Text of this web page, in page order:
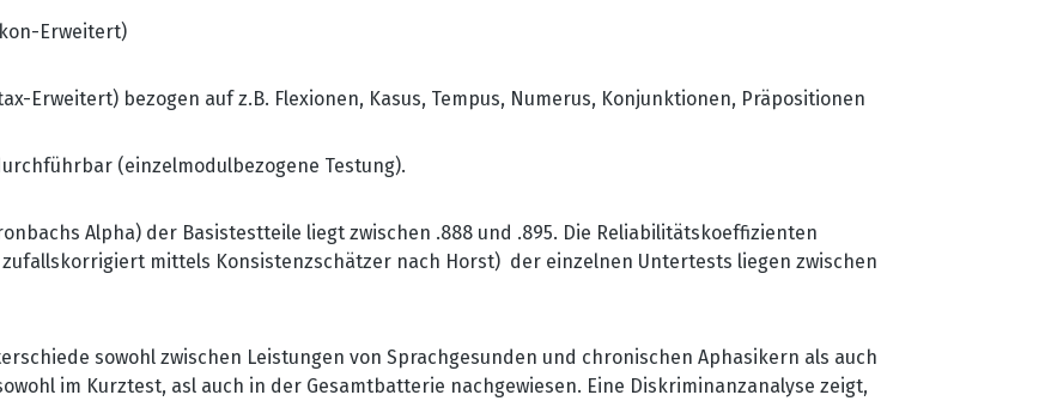
Erweitert)
Erweitert) bezogen auf z.B. Flexionen, Kasus, Tempus, Numerus, Konjunktionen, Präpositionen
(einzelmodulbezogene Testung).
Alpha) der Basistestteile liegt zwischen .888 und .895. Die Reliabilitätskoeffizienten
mittels Konsistenzschätzer nach Horst) der einzelnen Untertests liegen zwischen
sowohl zwischen Leistungen von Sprachgesunden und chronischen Aphasikern als auch
im Kurztest, asl auch in der Gesamtbatterie nachgewiesen. Eine Diskriminanzanalyse zeigt,